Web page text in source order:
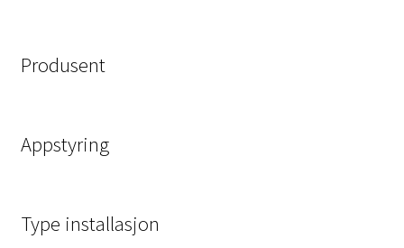
Produsent
Appstyring
Type installasjon